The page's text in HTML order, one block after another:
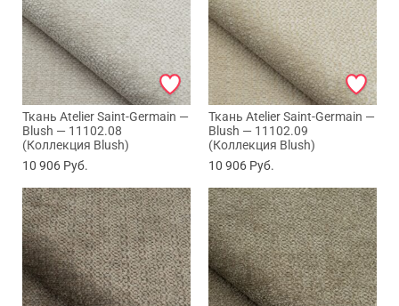
Ткань Atelier Saint-Germain —
Blush — 11102.08
(Коллекция Blush)
10 906 Руб.
Ткань Atelier Saint-Germain —
Blush — 11102.09
(Коллекция Blush)
10 906 Руб.